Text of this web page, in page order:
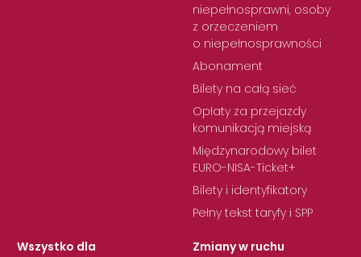
niepełnosprawni, osoby
z orzeczeniem
o niepełnosprawności
Abonament
Bilety na całą sieć
Opłaty za przejazdy
komunikacją miejską
Międzynarodowy bilet
EURO-NISA-Ticket+
Bilety i identyfikatory
Pełny tekst taryfy i SPP
Wszystko dla
Zmiany w ruchu